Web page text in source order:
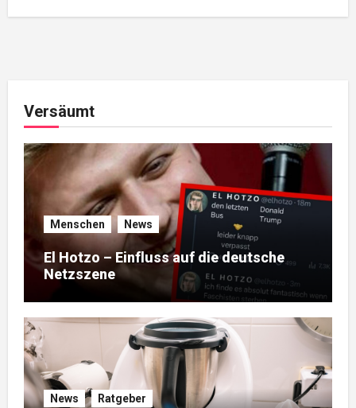
Versäumt
Menschen News
El Hotzo – Einfluss auf die deutsche
Netzszene
News Ratgeber